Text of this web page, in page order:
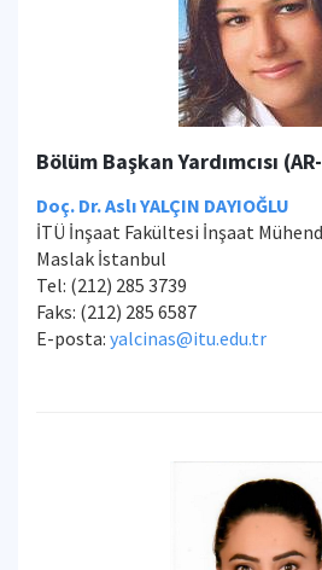
Bölüm Başkan Yardımcısı
Doç. Dr. Aslı YALÇIN DAYIOĞLU
İTÜ İnşaat Fakültesi İnşaat
Maslak İstanbul
Tel: (212) 285 3739
Faks: (212) 285 6587
E-posta: yalcinas@itu.edu.tr